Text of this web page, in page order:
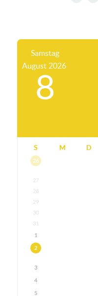
Samstag
August 2026
8
S M D
26
27
28
29
30
31
1
2
3
4
5